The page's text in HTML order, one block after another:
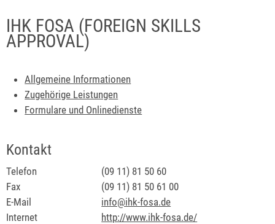
IHK FOSA (FOREIGN SKILLS
APPROVAL)
Allgemeine Informationen
Zugehörige Leistungen
Formulare und Onlinedienste
Kontakt
Telefon (09 11) 81 50 60
Fax
(09 11) 81 50 61 00
E-Mail
info@ihk-fosa.de
Internet
http://www.ihk-fosa.de/